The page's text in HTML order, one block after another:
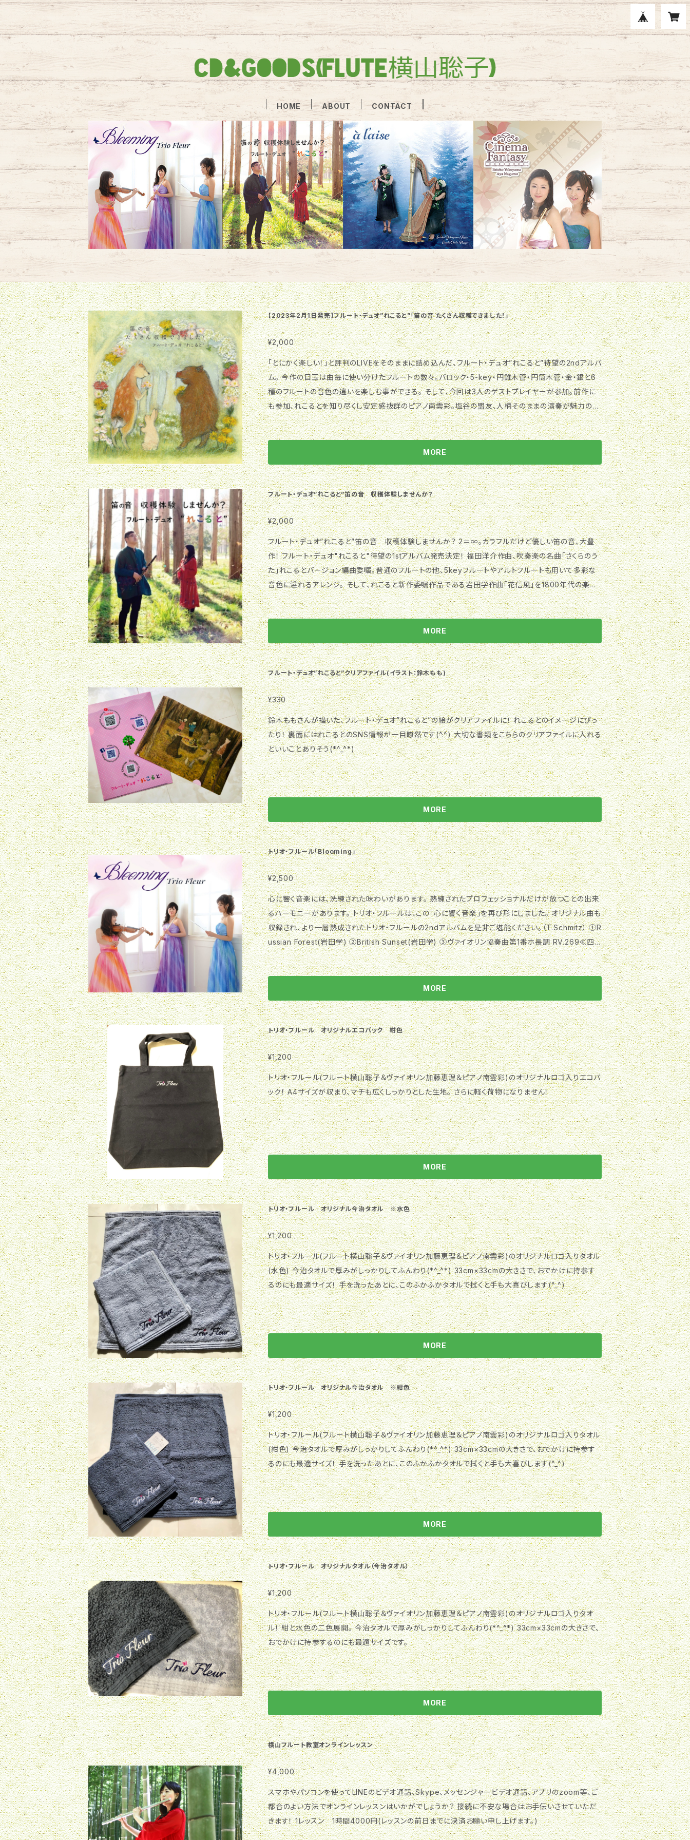
HOME ABOUT CONTACT
【2023年2月1日発売】フルート・デュオ”れこると”「笛の音 たくさん収穫できました！」
¥2,000
「とにかく楽しい！」と評判のLIVEをそのままに詰め込んだ、フルート・デュオ”れこると”待望の2ndアルバ
ム。 今作の目玉は曲毎に使い分けたフルートの数々。バロック・5-key・円錐木管・円筒木管・金・銀と6
種のフルートの音色の違いを楽しむ事ができる。 そして、今回は3人のゲストプレイヤーが参加。前作に
も参加、れこるとを知り尽くし安定感抜群のピアノ南雲彩。塩谷の盟友、人柄そのままの演奏が魅力のフ
ァゴット田中正喜。 そして、神戸より元大阪フィルハーモニー首席の榎田雅祥氏を迎え、世界的に珍しい
円錐木管フルートでのトリオを収録。 バロックから歌謡曲まで、様々なジャンルを全てれこると風に味付
け。 新しいフルートの魅力たっぷりの、「笛の音、たくさん収穫出来ました！」 是非、収穫してみませんか？
フルート・デュオ”れこると”塩谷信洋 横山聡子 ゲスト フルート：榎田雅祥(M15,16) ピアノ：南雲彩
(M1,17) ファゴット：田中正喜(M3,4,5) ジャケットデザイン：すずきもも Recorded Engineer 清水
勉 Recording Studio:Symphony Studio JASRAC許諾番号 R-22A0085 JANコード 458250
0635112 レーベル Symphony 製造番号 SYM-0004 ➀地球の詩/三浦真理 1st 横山(Muramats
u14K), 2nd 塩谷(Pearl Maesta "SHIOYA-Signature Model”),ピアノ 南雲彩 ➁ヘンデル(調子の
良い鍛冶屋)のガボット/M.ブラヴェ *バロックフルート二重奏 1st 横山(After Grenser by Echegoy
en 1-key), 2nd 塩谷(Jan de winne 1-key) ●三重奏曲Hob.Ⅳ:1「ロンドン・トリオ」/ F.J.ハイドン
➂ I. Allegro moderato ➃ II. Andante ➄ III. Finale Vivace 1st 横山(Sankyo総銀ハンドメイド
ST), 2nd 塩谷(Altus AL),ファゴット 田中正喜 ●二重奏曲 第1番 ヘ長調/林光 ➅ I. Allegro ➆ II. A
ndante ➇ III. Moderato 1st 横山(Sankyo総銀ハンドメイドST), 2nd 塩谷(Altus AL) ●二重奏曲
第1番 作品83/F.ドヴィエンヌ ＊5keyフルート二重奏 ➈ I. Allegro ➉ II. Rondo 1st 塩谷(Martin Fre
re 5-key), 2nd 横山(Jérôme Thibouville-Lamy 5-key) ⑪ 風のインテルメッツォ/七瀬あゆこ ＊
木管円筒フルート二重奏 1st 塩谷(Rudall Carte cylindrical), 2nd 横山( Philipp Hanmmig,頭部管
Sankyo) ●ラブバード/G.ショッカー ⑫ I. Allegro moderato ⑬ II. Con fuoco ⑭ Ⅲ.Vivo 1st 横山
(Muramatsu14K), 2nd 塩谷(Pearl Maesta "SHIOYA-Signature Model”) ●三重奏曲 第2番 作
品13/F.クーラウ ＊円錐ベームフルート三重奏 ⑮ I. Allegro non tanto ⑯ II. Allegro con moto 1s
t 横山(Couesnon), 2nd 榎田雅祥(Jacques Nonon), 3rd 塩谷信洋(Luis Lot) ⑰ 心の瞳/作詞：荒
木とよひさ 作曲：三木たかし 編曲：清水勉 ©1985 WATANABE MUSIC PUBISHING CO.LTD. 1
st 塩谷(Altus AL), 2nd 横山(Sankyo総銀ハンドメイドST),ピアノ 南雲彩
MORE
フルート・デュオ”れこると”笛の音 収穫体験しませんか？
¥2,000
フルート・デュオ”れこると”笛の音 収穫体験しませんか？ 2＝∞。カラフルだけど優しい笛の音、大豊
作！ フルート・デュオ"れこると"待望の1stアルバム発売決定！ 福田洋介作曲、吹奏楽の名曲「さくらのう
た」れこるとバージョン編曲委嘱。普通のフルートの他、5keyフルートやアルトフルートも用いて多彩な
音色に溢れるアレンジ。 そして、れこると新作委嘱作品である岩田学作曲「花信風」を1800年代の楽器
である円錐ベームフルートと5keyフルートという大変珍しいコンビネーションで演奏。 さらに、Youtub
eアウトドアコンサートチャンネルで公開中の大自然をモチーフにしたT.Shimizu作曲の楽曲を癒しの自
然音と共にお届けします。 その他アルト・バスフルートの低音アンサンブルも収録。 独自な音楽観を表現
するフルート・デュオ”れこると”。 とにかく楽しい！と評判のライブが身近な物に！！ https://satoflcd.th
ebase.in/items/26058522 税込2000円 Symphony SYM-0003 フルート・デュオ“れこると” 塩
谷信洋 横山聡子 ピアノ(M1)南雲彩 Recorded Engineer 清水勉 Photography 澤田公仁 Recor
ding Studio:Symphony Studio Recording Date:2019.12.28,29 2020.2.18 １．さくらのうた(5ke
y-Flute & Alto Flute & Flute & Piano)/福田洋介 ●Sonata K.292 (Alto Flute & Bass Flute)/W.
A.Mozart:編曲 高下二郎 ２．I. Allegro ３．II. Andante ４．III. Rondo. Allegro ● Duet op.27-1
(5key-Flute Duo)/C.Stamitz ５．I. Allegro ６．II. Romance ７．III. Un poco Presto ●８．花信風
(Conical Bohem Flute ＆ 5key-Flute) /岩田学 ●3 Romanzen op.21 (Flute Duo) /A.Reicha
９．I. Andante １０．Ⅱ.Andante 11．Ⅲ.Andante ● Outdoor Concerｔ/T.Shimizu １２．Green １
３．竹林の蒼い風 １４．Autumn Colors １５．冬枯れの森 ●１６．L'adolescente (Alto Flute & Bass
Flute)/F.Couperin:編曲 塩谷信洋 フルート・デュオ”れこると” 感覚派フルーティストの横山聡子と何
でも屋フルーティストの塩谷信洋の2人によるユニット。“れこると”はフランス語で「収穫」を意味する. 演
奏を楽しんで聴いて頂ける事が、2人にとって一番の収穫と思えるところから命名。フルート2本の演奏の
他、様々な笛や鍵盤楽器に持ち替えながらのパフォーマンスと、幅広いジャンルでのレパートリーの豊富
さが大きな魅力。全国各地、様々なシチュエーションでアクティブに演奏活動を展開している。 Official
Site https://recolte-fl.jimdofree.com/ Facebook https://www.facebook.com/Flutedu
oRecolt/ Instagram https://www.instagram.com/recolte2fl/ Flute duo “Recolte” Nobuhiro
Shioya, Satoko Yokoyama “Recolte”, meaning “harvest” in French, has two musicians
playing in duet. Satoko Yokoyama is a sensual flutist and combines magically with Nobu
hiro Shioya, a master of a number of wind instruments. Harvesting the joy of their audie
nce is what drives them on, and the aspiring duo plays both wind and keyboard instrum
ents in concerts in diverse genres all over the country.
MORE
フルート・デュオ”れこると”クリアファイル(イラスト：鈴木もも)
¥330
鈴木ももさんが描いた、フルート・デュオ”れこると”の絵がクリアファイルに！ れこるとのイメージにぴっ
たり！ 裏面にはれこるとのSNS情報が一目瞭然です(^.^) 大切な書類をこちらのクリアファイルに入れる
といいことありそう(*^_^*)
MORE
トリオ・フルール「Blooming」
¥2,500
心に響く音楽には、洗練された味わいがあります。 熟練されたプロフェッショナルだけが放つことの出来
るハーモニーがあります。 トリオ・フルールは、この「心に響く音楽」を再び形にしました。 オリジナル曲も
収録され、より一層熟成されたトリオ・フルールの2ndアルバムを是非ご堪能ください。（T.Schmitz） ①R
ussian Forest(岩田学) ②British Sunset(岩田学) ③ヴァイオリン協奏曲第1番ホ長調 RV.269≪四
季≫より「春」第1楽章（作曲A.L.ヴィヴァルディ/編曲 林祐介） 3つのチーク地方の民謡(B.バルトーク)
④Rubato ⑤L'istesso tempo ⑥Poco vivo ⑦ハンガリー舞曲集より第5番（作曲:J.ブラームス/編
egro vivo ⑪愛の悲しみ(F.クライスラー) ⑫美しきロスマリン(F.クライスラー) ⑬Japanese Wind
(岩田学) ⑭Blooming（T.Schmitz）
MORE
トリオ・フルール オリジナルエコバック 紺色
¥1,200
トリオ・フルール(フルート横山聡子＆ヴァイオリン加藤恵理＆ピアノ南雲彩)のオリジナルロゴ入りエコバ
ック！ A4サイズが収まり、マチも広くしっかりとした生地。 さらに軽く荷物になりません！
MORE
トリオ・フルール オリジナル今治タオル ※水色
¥1,200
トリオ・フルール(フルート横山聡子＆ヴァイオリン加藤恵理＆ピアノ南雲彩)のオリジナルロゴ入りタオル
(水色) 今治タオルで厚みがしっかりしてふんわり(*^_^*) 33cm×33cmの大きさで、おでかけに持参す
るのにも最適サイズ！ 手を洗ったあとに、このふかふかタオルで拭くと手も大喜びします(^_^)
MORE
トリオ・フルール オリジナル今治タオル ※紺色
¥1,200
トリオ・フルール(フルート横山聡子＆ヴァイオリン加藤恵理＆ピアノ南雲彩)のオリジナルロゴ入りタオル
(紺色) 今治タオルで厚みがしっかりしてふんわり(*^_^*) 33cm×33cmの大きさで、おでかけに持参す
るのにも最適サイズ！ 手を洗ったあとに、このふかふかタオルで拭くと手も大喜びします(^_^)
MORE
トリオ・フルール オリジナルタオル（今治タオル）
¥1,200
トリオ・フルール(フルート横山聡子＆ヴァイオリン加藤恵理＆ピアノ南雲彩)のオリジナルロゴ入りタオ
ル！ 紺と水色の二色展開。 今治タオルで厚みがしっかりしてふんわり(*^_^*) 33cm×33cmの大きさで、
おでかけに持参するのにも最適サイズです。
MORE
横山フルート教室オンラインレッスン
¥4,000
スマホやパソコンを使ってLINEのビデオ通話、Skype、メッセンジャービデオ通話、アプリのzoom等、ご
都合のよい方法でオンラインレッスンはいかがでしょうか？ 接続に不安な場合はお手伝いさせていただ
きます！ 1レッスン 1時間4000円(レッスンの前日までに決済お願い申し上げます。)